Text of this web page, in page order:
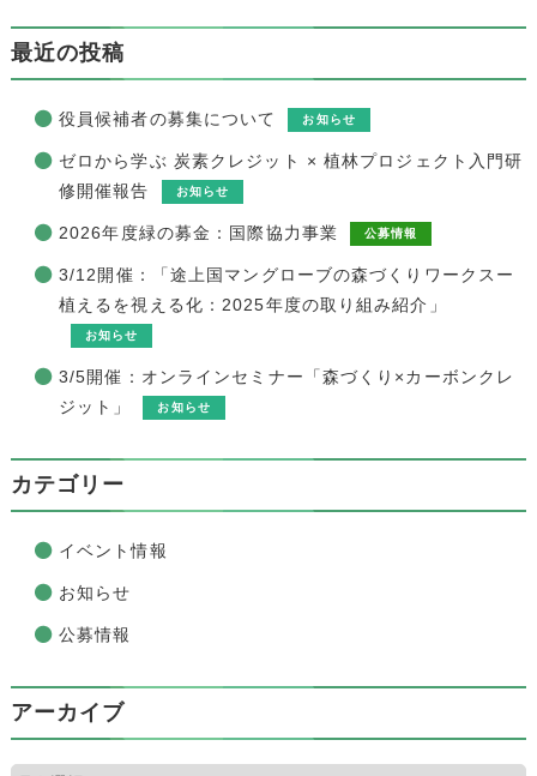
最近の投稿
役員候補者の募集について お知らせ
ゼロから学ぶ 炭素クレジット × 植林プロジェクト入門研
修開催報告
お知らせ
2026年度緑の募金：国際協力事業 公募情報
3/12開催：「途上国マングローブの森づくりワークスー
植えるを視える化：2025年度の取り組み紹介」
お知らせ
3/5開催：オンラインセミナー「森づくり×カーボンクレ
ジット」
お知らせ
カテゴリー
イベント情報
お知らせ
公募情報
アーカイブ